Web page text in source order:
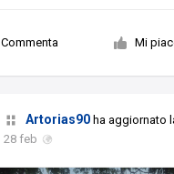
Commenta Mi
Artorias90 ha aggiornato
28 feb